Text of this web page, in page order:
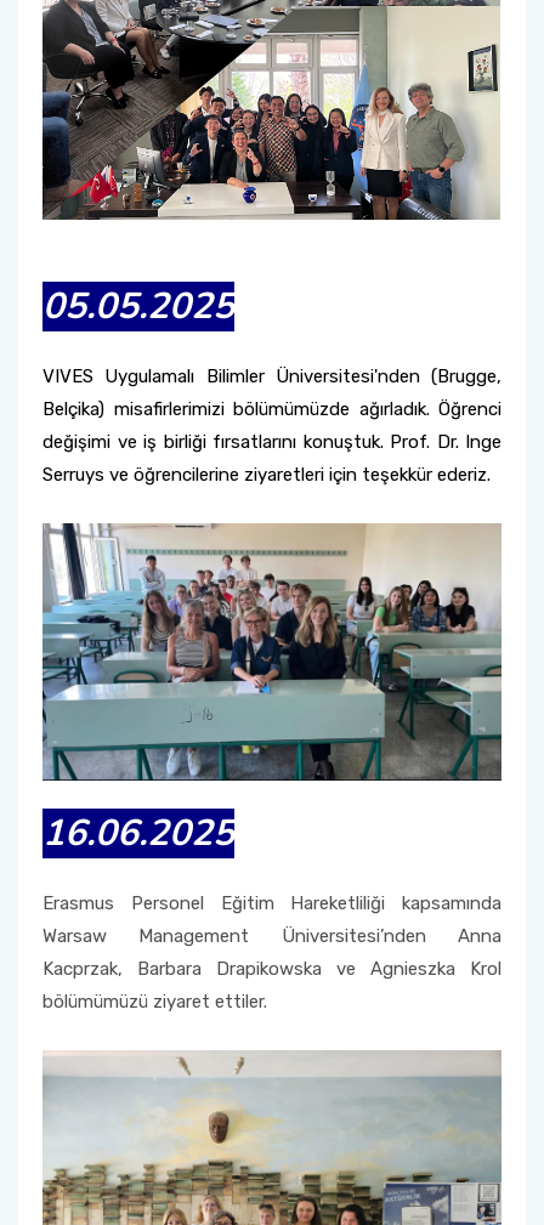
05.05.2025
VIVES Uygulamalı Bilimler Üniversitesi'nden (Brugge,
Belçika) misafirlerimizi bölümümüzde ağırladık. Öğrenci
değişimi ve iş birliği fırsatlarını konuştuk. Prof. Dr. Inge
Serruys ve öğrencilerine ziyaretleri için teşekkür ederiz.
16.06.2025
Erasmus Personel Eğitim Hareketliliği kapsamında
Warsaw Management Üniversitesi’nden Anna
Kacprzak, Barbara Drapikowska ve Agnieszka Krol
bölümümüzü ziyaret ettiler.